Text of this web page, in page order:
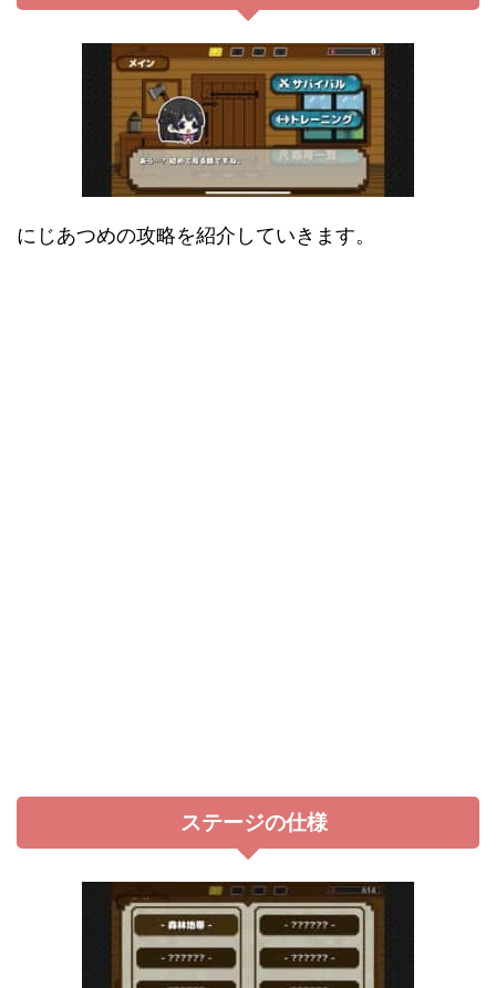
にじあつめの攻略を紹介していきます。
ステージの仕様